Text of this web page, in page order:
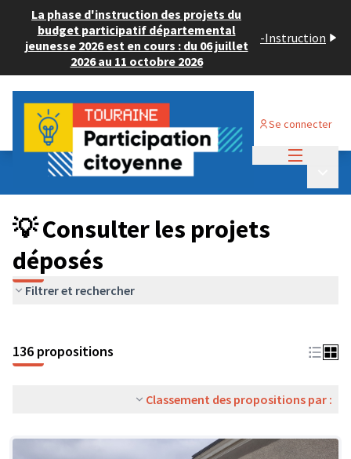
La phase d'instruction des projets du
budget participatif départemental
jeunesse 2026 est en cours : du 06 juillet
2026 au 11 octobre 2026
-Instruction
Se connecter
Budget Participatif JEUNESSE 2024
💡 Consulter les projets déposés
💡 Consulter les projets
déposés
Filtrer et rechercher
136 propositions
Classement des propositions par :